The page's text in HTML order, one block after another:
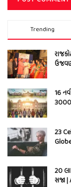
Trending
16
23
20
સજા